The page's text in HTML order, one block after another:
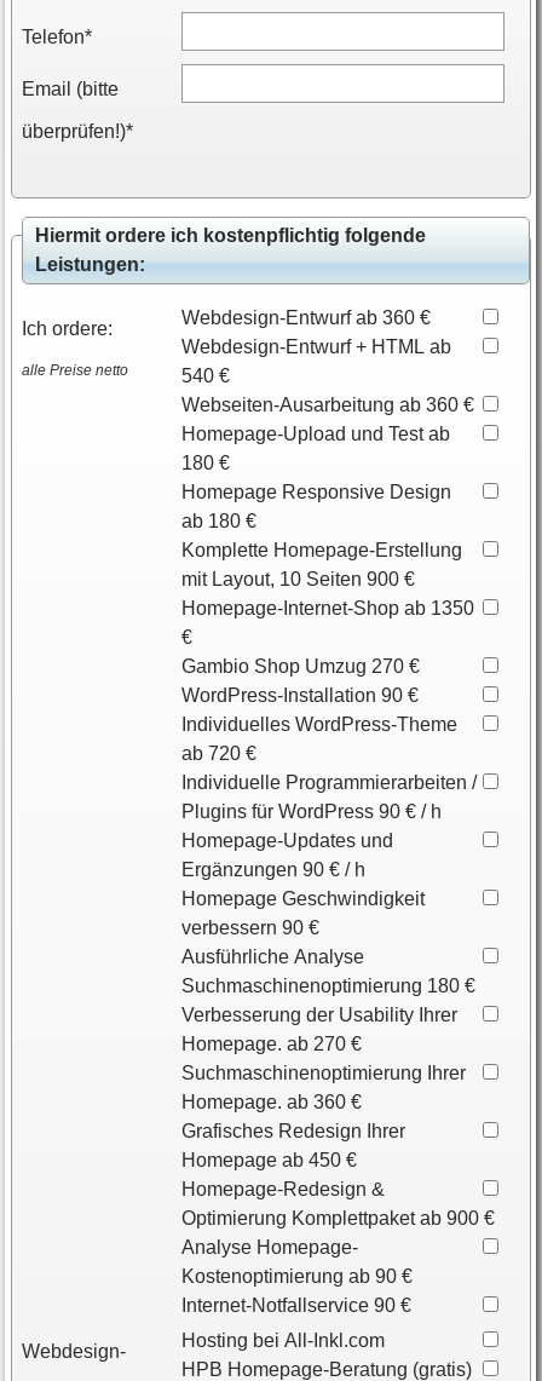
Telefon*
Email (bitte
überprüfen!)*
Hiermit ordere ich kostenpflichtig folgende
Leistungen:
Ich ordere:
alle Preise netto
Webdesign-Entwurf ab 360 €
Webdesign-Entwurf + HTML ab
540 €
Webseiten-Ausarbeitung ab 360 €
Homepage-Upload und Test ab
180 €
Homepage Responsive Design
ab 180 €
Komplette Homepage-Erstellung
mit Layout, 10 Seiten 900 €
Homepage-Internet-Shop ab 1350
€
Gambio Shop Umzug 270 €
WordPress-Installation 90 €
Individuelles WordPress-Theme
ab 720 €
Individuelle Programmierarbeiten /
Plugins für WordPress 90 € / h
Homepage-Updates und
Ergänzungen 90 € / h
Homepage Geschwindigkeit
verbessern 90 €
Ausführliche Analyse
Suchmaschinenoptimierung 180 €
Verbesserung der Usability Ihrer
Homepage. ab 270 €
Suchmaschinenoptimierung Ihrer
Homepage. ab 360 €
Grafisches Redesign Ihrer
Homepage ab 450 €
Homepage-Redesign &
Optimierung Komplettpaket ab 900 €
Analyse Homepage-
Kostenoptimierung ab 90 €
Internet-Notfallservice 90 €
Webdesign-
Hosting bei All-Inkl.com
HPB Homepage-Beratung (gratis)